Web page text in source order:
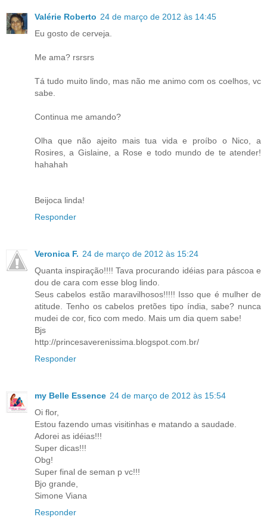
Valérie Roberto 24 de março de 2012 às 14:45
Eu gosto de cerveja.
Me ama? rsrsrs
Tá tudo muito lindo, mas não me animo com os coelhos, vc
sabe.
Continua me amando?
Olha que não ajeito mais tua vida e proíbo o Nico, a
Rosires, a Gislaine, a Rose e todo mundo de te atender!
hahahah
Beijoca linda!
Responder
Veronica F. 24 de março de 2012 às 15:24
Quanta inspiração!!!! Tava procurando idéias para páscoa e
dou de cara com esse blog lindo.
Seus cabelos estão maravilhosos!!!!! Isso que é mulher de
atitude. Tenho os cabelos pretões tipo índia, sabe? nunca
mudei de cor, fico com medo. Mais um dia quem sabe!
Bjs
http://princesaverenissima.blogspot.com.br/
Responder
my Belle Essence 24 de março de 2012 às 15:54
Oi flor,
Estou fazendo umas visitinhas e matando a saudade.
Adorei as idéias!!!
Super dicas!!!
Obg!
Super final de seman p vc!!!
Bjo grande,
Simone Viana
Responder